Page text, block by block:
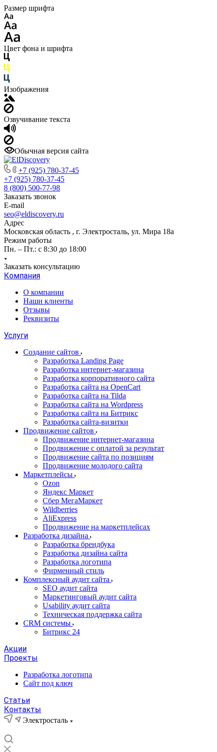
Размер шрифта
Цвет фона и шрифта
Изображения
Озвучивание текста
Обычная версия сайта
+7 (925) 780-37-45
+7 (925) 780-37-45
8 (800) 500-77-98
Заказать звонок
E-mail
seo@eldiscovery.ru
Адрес
Московская область , г. Электросталь, ул. Мира 18а
Режим работы
Пн. – Пт.: с 8:30 до 18:00
Заказать консультацию
Компания
О компании
Наши клиенты
Отзывы
Реквизиты
Услуги
Создание сайтов
Разработка Landing Page
Разработка интернет-магазина
Разработка корпоративного сайта
Разработка сайта на OpenCart
Разработка сайта на Tilda
Разработка сайта на Wordpress
Разработка сайта на Битрикс
Разработка сайта-визитки
Продвижение сайтов
Продвижение интернет-магазина
Продвижение с оплатой за результат
Продвижение сайта по позициям
Продвижение молодого сайта
Маркетплейсы
Ozon
Яндекс Маркет
Сбер МегаМаркет
Wildberries
AliExpress
Продвижение на маркетплейсах
Разработка дизайна
Разработка брендбука
Разработка дизайна сайта
Разработка логотипа
Фирменный стиль
Комплексный аудит сайта
SEO аудит сайта
Маркетинговый аудит сайта
Usability аудит сайта
Техническая поддержка сайта
CRM системы
Битрикс 24
Акции
Проекты
Разработка логотипа
Сайт под ключ
Статьи
Контакты
Электросталь